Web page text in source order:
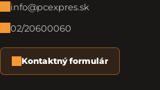
info@pcexpres.sk
02/20600060
Kontaktný formulár